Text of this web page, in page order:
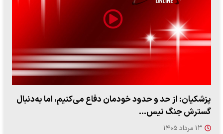
پزشکیان: از حد و حدود خودمان دفاع می‌کنیم، اما به‌دنبال
گسترش جنگ نیس…
۱۳ مرداد ۱۴۰۵